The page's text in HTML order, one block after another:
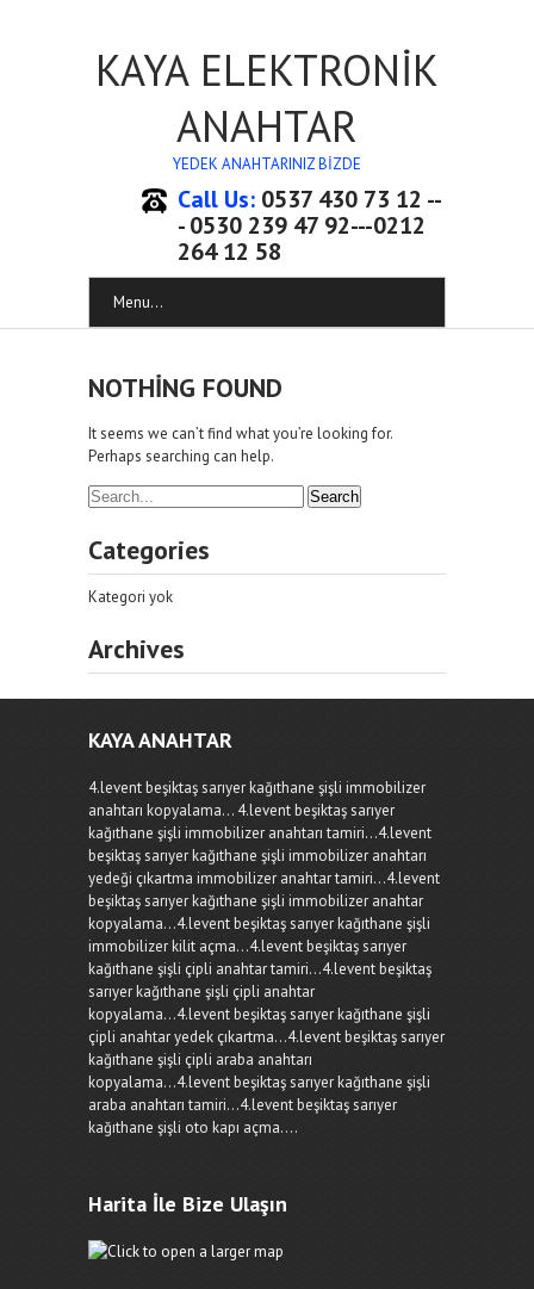
KAYA ELEKTRONİK
ANAHTAR
YEDEK ANAHTARINIZ BİZDE
Call Us: 0537 430 73 12 --
- 0530 239 47 92---0212
264 12 58
Menu...
NOTHING FOUND
It seems we can’t find what you’re looking for.
Perhaps searching can help.
Categories
Kategori yok
Archives
KAYA ANAHTAR
4.levent beşiktaş sarıyer kağıthane şişli immobilizer
anahtarı kopyalama... 4.levent beşiktaş sarıyer
kağıthane şişli immobilizer anahtarı tamiri...4.levent
beşiktaş sarıyer kağıthane şişli immobilizer anahtarı
yedeği çıkartma immobilizer anahtar tamiri...4.levent
beşiktaş sarıyer kağıthane şişli immobilizer anahtar
kopyalama...4.levent beşiktaş sarıyer kağıthane şişli
immobilizer kilit açma...4.levent beşiktaş sarıyer
kağıthane şişli çipli anahtar tamiri...4.levent beşiktaş
sarıyer kağıthane şişli çipli anahtar
kopyalama...4.levent beşiktaş sarıyer kağıthane şişli
çipli anahtar yedek çıkartma...4.levent beşiktaş sarıyer
kağıthane şişli çipli araba anahtarı
kopyalama...4.levent beşiktaş sarıyer kağıthane şişli
araba anahtarı tamiri...4.levent beşiktaş sarıyer
kağıthane şişli oto kapı açma....
Harita İle Bize Ulaşın